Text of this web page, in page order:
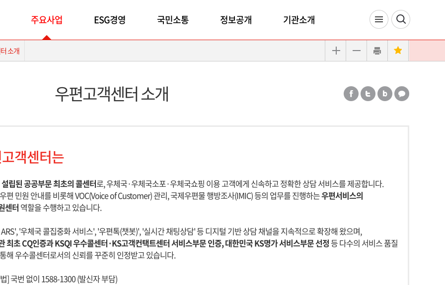
주요사업 ESG경영 국민소통 정보공개 기관소개
소개
우편고객센터 소개
객센터는
립된 공공부문 최초의 콜센터로, 우체국·우체국소포·우체국쇼핑 이용 고객에게 신속하고 정확한 상담 서비스를 제공합니다.
편 민원 안내를 비롯해 VOC(Voice of Customer) 관리, 국제우편물 행방조사(IMIC) 등의 업무를 진행하는우편서비스의
센터 역할을 수행하고 있습니다.
'우체국 콜집중화 서비스', '우편톡(챗봇)', '실시간 채팅상담' 등 디지털 기반 상담 채널을 지속적으로 확장해 왔으며,
최초 CQ인증과 KSQI 우수콜센터·KS고객컨택트센터 서비스부문 인증, 대한민국 KS명가 서비스부문 선정등 다수의 서비스 품질
해 우수콜센터로서의 신뢰를 꾸준히 인정받고 있습니다.
] 국번 없이 1588-1300 (발신자 부담)